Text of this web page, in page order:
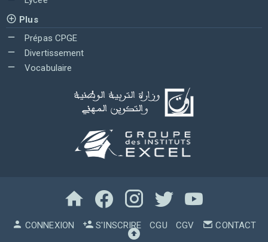
Plus
Prépas CPGE
Divertissement
Vocabulaire
CONNEXION S'INSCRIRE CGU CGV CONTACT